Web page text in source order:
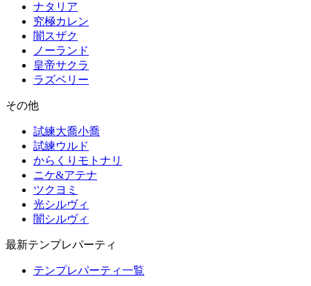
ナタリア
究極カレン
闇スザク
ノーランド
皇帝サクラ
ラズベリー
その他
試練大喬小喬
試練ウルド
からくりモトナリ
ニケ&アテナ
ツクヨミ
光シルヴィ
闇シルヴィ
最新テンプレパーティ
テンプレパーティ一覧